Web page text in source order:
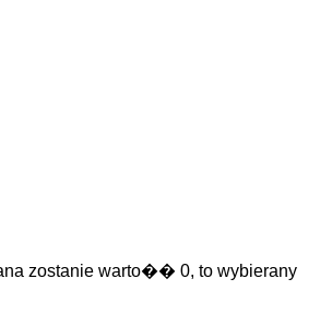
zostanie warto�� 0, to wybierany